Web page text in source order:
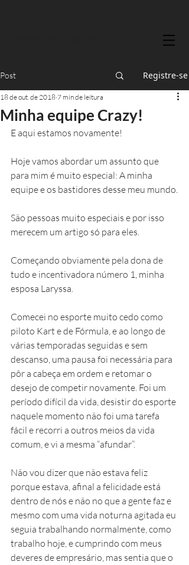
Post Registre-se
Minha equipe Crazy!
18 de out. de 2018 7 min de leitura
E aqui estamos novamente!
Hoje vamos abordar um assunto que
para mim é muito especial: A minha
equipe e os bastidores desse meu mundo.
São pessoas muito especiais e por isso
merecem um artigo só para eles.
Começando obviamente pela dona de
tudo e incentivadora número 1, minha
esposa Laryssa.
Comecei no esporte muito cedo como
piloto Kart e de Fórmula, e ao longo de
várias temporadas seguidas e sem
descanso, uma pausa foi necessária para
pôr a cabeça em ordem e retomar o
desejo de competir novamente. Foi um
período difícil da vida, desistir do esporte
naquele momento não foi uma tarefa
fácil e recorri a outros meios da vida
comum, e vi a mesma “afundar”.
Não vou dizer que não estava feliz
porque estava, afinal a felicidade está
dentro de nós e não no que a gente faz e
mesmo com uma vida noturna agitada eu
seguia trabalhando normalmente, como
trabalho hoje, e cumprindo com meus
deveres de empresário, mas sentia que o